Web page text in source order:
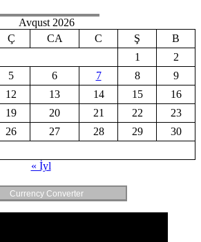
Avqust 2026
Ç CA C Ş
B
1
2
5 6 7 8
9
12 13 14 15
16
19 20 21 22
23
26 27 28 29
30
« İyl
Currency Converter